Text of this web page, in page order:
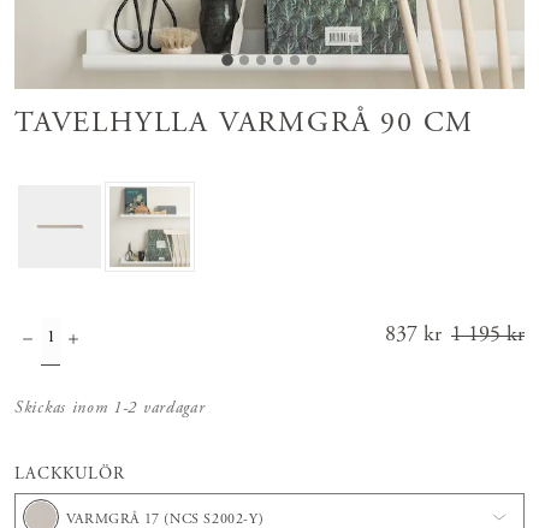
TAVELHYLLA VARMGRÅ 90 CM
Nuvarande pris
837 kr 1 195 kr
Skickas inom 1-2 vardagar
LACKKULÖR
VARMGRÅ 17 (NCS S2002-Y)